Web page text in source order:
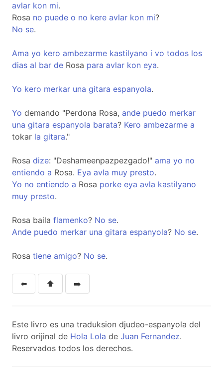
avlar kon mi.
Rosa no puede o no kere avlar kon mi?
No se.
Ama yo kero ambezarme kastilyano i vo todos los
dias al bar de Rosa para avlar kon eya.
Yo kero merkar una gitara espanyola.
Yo demando "Perdona Rosa, ande puedo merkar
una gitara espanyola barata? Kero ambezarme a
tokar la gitara."
Rosa dize: "Deshameenpazpezgado!" ama yo no
entiendo a Rosa. Eya avla muy presto.
Yo no entiendo a Rosa porke eya avla kastilyano
muy presto.
Rosa baila flamenko? No se.
Ande puedo merkar una gitara espanyola? No se.
Rosa tiene amigo? No se.
⬅️ ⬆️ ➡️
Este livro es una traduksion djudeo-espanyola del
livro orijinal de Hola Lola de Juan Fernandez.
Reservados todos los derechos.